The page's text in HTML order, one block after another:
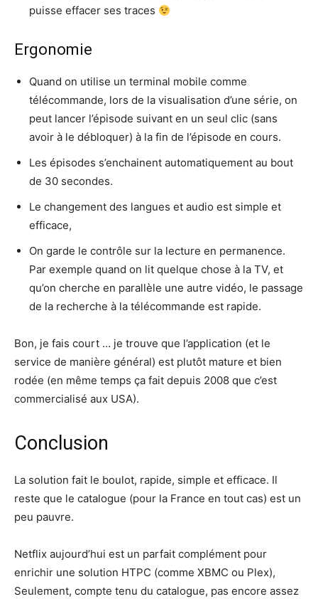
puisse effacer ses traces
Ergonomie
Quand on utilise un terminal mobile comme
télécommande, lors de la visualisation d’une série, on
peut lancer l’épisode suivant en un seul clic (sans
avoir à le débloquer) à la fin de l’épisode en cours.
Les épisodes s’enchainent automatiquement au bout
de 30 secondes.
Le changement des langues et audio est simple et
efficace,
On garde le contrôle sur la lecture en permanence.
Par exemple quand on lit quelque chose à la TV, et
qu’on cherche en parallèle une autre vidéo, le passage
de la recherche à la télécommande est rapide.
Bon, je fais court … je trouve que l’application (et le
service de manière général) est plutôt mature et bien
rodée (en même temps ça fait depuis 2008 que c’est
commercialisé aux USA).
Conclusion
La solution fait le boulot, rapide, simple et efficace. Il
reste que le catalogue (pour la France en tout cas) est un
peu pauvre.
Netflix aujourd’hui est un parfait complément pour
enrichir une solution HTPC (comme XBMC ou Plex),
Seulement, compte tenu du catalogue, pas encore assez